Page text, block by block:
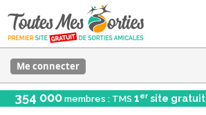
Me connecter
354 000 membres : TMS 1er site gratuit